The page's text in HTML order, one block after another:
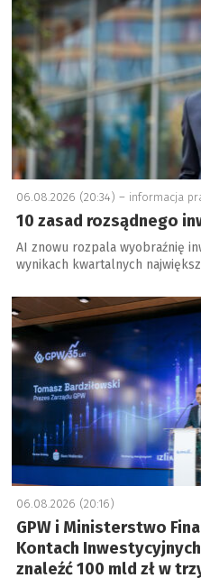
06.08.2026 (20:34) – informacja
10 zasad rozsądnego
AI znowu rozpala wyobraźnię
wynikach kwartalnych
a
06.08.2026 (20:16)
GPW i Ministerstwo
Kontach
znaleźć 100 mld zł w